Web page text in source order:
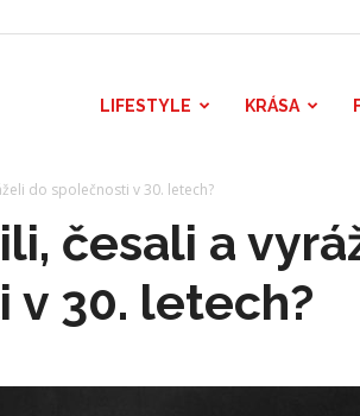
LIFESTYLE KRÁSA
do společnosti v 30. letech?
česali a
v 30. letech?